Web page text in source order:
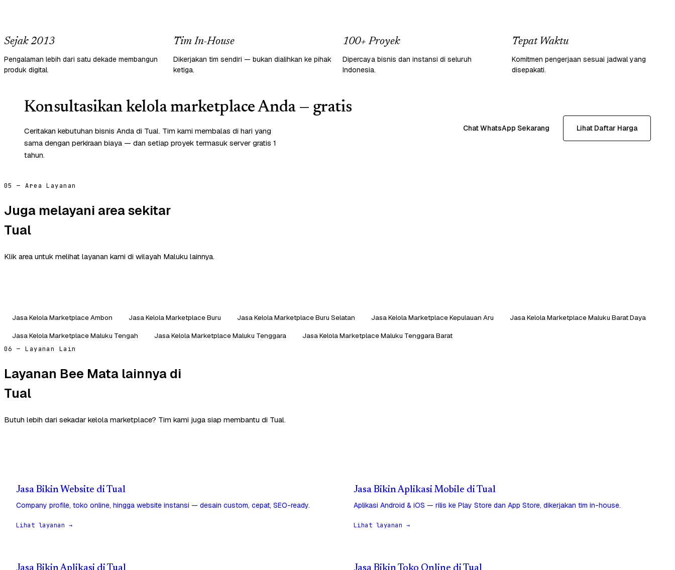
Sejak 2013
Pengalaman lebih dari satu dekade membangun
produk digital.
Tim In-House
Dikerjakan tim sendiri — bukan dialihkan ke pihak
ketiga.
100+ Proyek
Dipercaya bisnis dan instansi di seluruh
Indonesia.
Tepat Waktu
Komitmen pengerjaan sesuai jadwal yang
disepakati.
Konsultasikan kelola marketplace Anda — gratis
Ceritakan kebutuhan bisnis Anda di Tual. Tim kami membalas di hari yang
sama dengan perkiraan biaya — dan setiap proyek termasuk server gratis 1
tahun.
Chat WhatsApp Sekarang Lihat Daftar Harga
05 — Area Layanan
Juga melayani area sekitar
Tual
Klik area untuk melihat layanan kami di wilayah Maluku lainnya.
Jasa Kelola Marketplace Ambon Jasa Kelola Marketplace Buru Jasa Kelola Marketplace Buru Selatan Jasa Kelola Marketplace Kepulauan Aru
Jasa Kelola Marketplace Maluku Barat Daya
Jasa Kelola Marketplace Maluku Tengah
Jasa Kelola Marketplace Maluku Tenggara Jasa Kelola Marketplace Maluku Tenggara Barat
06 — Layanan Lain
Layanan Bee Mata lainnya di
Tual
Butuh lebih dari sekadar kelola marketplace? Tim kami juga siap membantu di Tual.
Jasa Bikin Website di Tual
Company profile, toko online, hingga website instansi — desain custom, cepat, SEO-ready.
Lihat layanan →
Jasa Bikin Aplikasi Mobile di Tual
Aplikasi Android & iOS — rilis ke Play Store dan App Store, dikerjakan tim in-house.
Lihat layanan →